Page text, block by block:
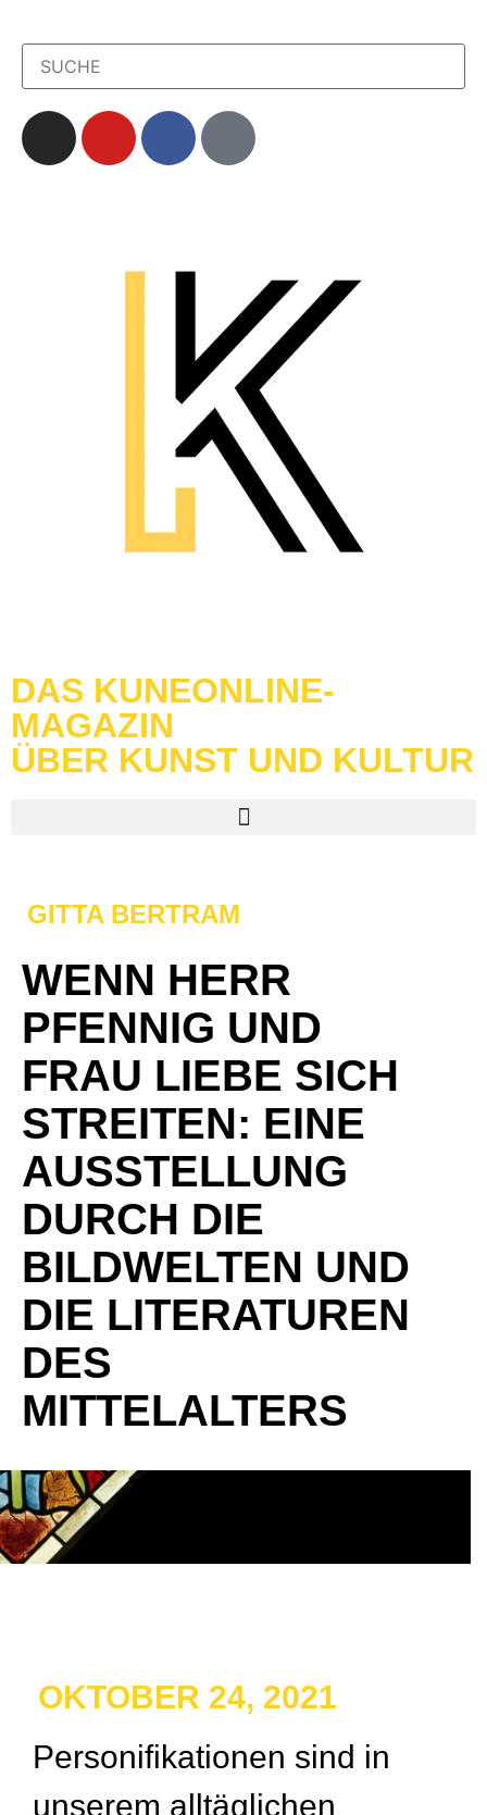
DAS KUNEONLINE-
MAGAZIN
ÜBER KUNST UND KULTUR
GITTA BERTRAM
WENN HERR
PFENNIG UND
FRAU LIEBE SICH
STREITEN: EINE
AUSSTELLUNG
DURCH DIE
BILDWELTEN UND
DIE LITERATUREN
DES
MITTELALTERS
OKTOBER 24, 2021
Personifikationen sind in
unserem alltäglichen